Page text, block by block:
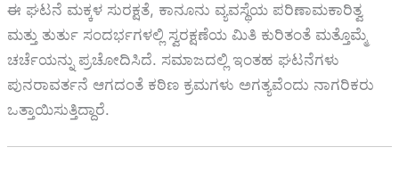
ಈ ಘಟನೆ ಮಕ್ಕಳ ಸುರಕ್ಷತೆ, ಕಾನೂನು ವ್ಯವಸ್ಥೆಯ ಪರಿಣಾಮಕಾರಿತ್ವ
ಮತ್ತು ತುರ್ತು ಸಂದರ್ಭಗಳಲ್ಲಿ ಸ್ವರಕ್ಷಣೆಯ ಮಿತಿ ಕುರಿತಂತೆ ಮತ್ತೊಮ್ಮೆ
ಚರ್ಚೆಯನ್ನು ಪ್ರಚೋದಿಸಿದೆ. ಸಮಾಜದಲ್ಲಿ ಇಂತಹ ಘಟನೆಗಳು
ಪುನರಾವರ್ತನೆ ಆಗದಂತೆ ಕಠಿಣ ಕ್ರಮಗಳು ಅಗತ್ಯವೆಂದು ನಾಗರಿಕರು
ಒತ್ತಾಯಿಸುತ್ತಿದ್ದಾರೆ.